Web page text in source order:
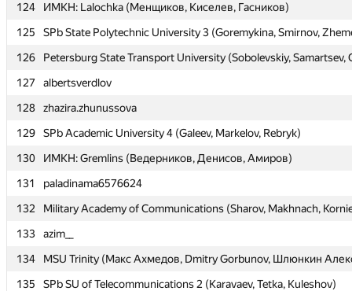
124
ИМКН: Lalochka (Менщиков, Киселев, Гасников)
125
SPb State Polytechnic University 3 (Goremykina, Smirnov,
126
Petersburg State Transport University (Sobolevskiy, Samartsev,
127
albertsverdlov
128
zhazira.zhunussova
129
SPb Academic University 4 (Galeev, Markelov, Rebryk)
130
ИМКН: Gremlins (Ведерников, Денисов, Амиров)
131
paladinama6576624
132
Military Academy of Communications (Sharov, Makhnach,
133
azim__
134
MSU Trinity (Макс Ахмедов, Dmitry Gorbunov, Шлюнкин
135
SPb SU of Telecommunications 2 (Karavaev, Tetka, Kuleshov)
124
ИМКН: Lalochka (Менщиков, Киселев, Гасников)
125
SPb State Polytechnic University 3 (Goremykina, Smirnov,
126
Petersburg State Transport University (Sobolevskiy, Samartsev,
127
albertsverdlov
128
zhazira.zhunussova
129
SPb Academic University 4 (Galeev, Markelov, Rebryk)
130
ИМКН: Gremlins (Ведерников, Денисов, Амиров)
131
paladinama6576624
132
Military Academy of Communications (Sharov, Makhnach,
133
azim__
134
MSU Trinity (Макс Ахмедов, Dmitry Gorbunov, Шлюнкин
135
SPb SU of Telecommunications 2 (Karavaev, Tetka, Kuleshov)